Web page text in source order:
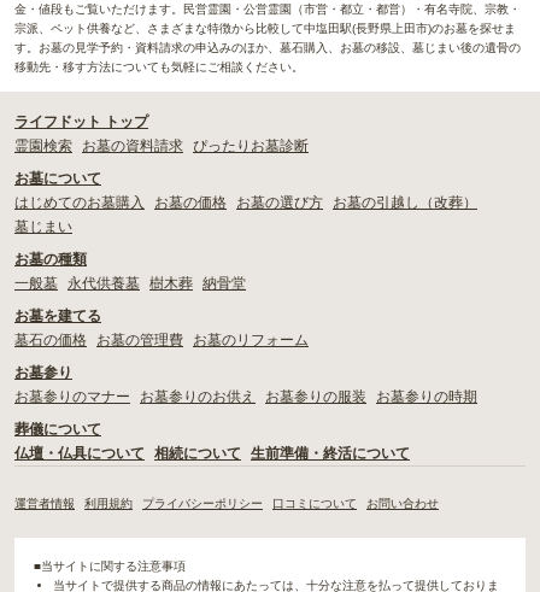
金・値段もご覧いただけます。民営霊園・公営霊園（市営・都立・都営）・有名寺院、宗教・
宗派、ペット供養など、さまざまな特徴から比較して中塩田駅(長野県上田市)のお墓を探せま
す。お墓の見学予約・資料請求の申込みのほか、墓石購入、お墓の移設、墓じまい後の遺骨の
移動先・移す方法についても気軽にご相談ください。
ライフドット トップ
霊園検索
お墓の資料請求 ぴったりお墓診断
お墓について
はじめてのお墓購入
お墓の価格 お墓の選び方
お墓の引越し（改葬）
墓じまい
お墓の種類
一般墓
永代供養墓 樹木葬 納骨堂
お墓を建てる
墓石の価格
お墓の管理費
お墓のリフォーム
お墓参り
お墓参りのマナー
お墓参りのお供え お墓参りの服装
お墓参りの時期
葬儀について
仏壇・仏具について
相続について 生前準備・終活について
運営者情報 利用規約 プライバシーポリシー 口コミについて お問い合わせ
■当サイトに関する注意事項
当サイトで提供する商品の情報にあたっては、十分な注意を払って提供しておりま